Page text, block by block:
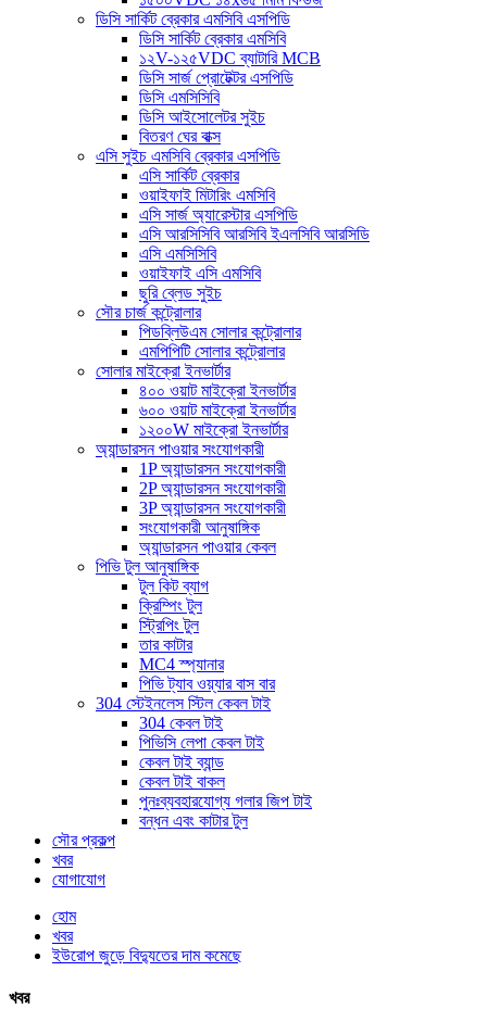
ডিসি সার্কিট ব্রেকার এমসিবি এসপিডি
ডিসি সার্কিট ব্রেকার এমসিবি
১২V-১২৫VDC ব্যাটারি MCB
ডিসি সার্জ প্রোটেক্টর এসপিডি
ডিসি এমসিসিবি
ডিসি আইসোলেটর সুইচ
বিতরণ ঘের বাক্স
এসি সুইচ এমসিবি ব্রেকার এসপিডি
এসি সার্কিট ব্রেকার
ওয়াইফাই মিটারিং এমসিবি
এসি সার্জ অ্যারেস্টার এসপিডি
এসি আরসিসিবি আরসিবি ইএলসিবি আরসিডি
এসি এমসিসিবি
ওয়াইফাই এসি এমসিবি
ছুরি ব্লেড সুইচ
সৌর চার্জ কন্ট্রোলার
পিডব্লিউএম সোলার কন্ট্রোলার
এমপিপিটি সোলার কন্ট্রোলার
সোলার মাইক্রো ইনভার্টার
৪০০ ওয়াট মাইক্রো ইনভার্টার
৬০০ ওয়াট মাইক্রো ইনভার্টার
১২০০W মাইক্রো ইনভার্টার
অ্যান্ডারসন পাওয়ার সংযোগকারী
1P অ্যান্ডারসন সংযোগকারী
2P অ্যান্ডারসন সংযোগকারী
3P অ্যান্ডারসন সংযোগকারী
সংযোগকারী আনুষাঙ্গিক
অ্যান্ডারসন পাওয়ার কেবল
পিভি টুল আনুষাঙ্গিক
টুল কিট ব্যাগ
ক্রিম্পিং টুল
স্ট্রিপিং টুল
তার কাটার
MC4 স্প্যানার
পিভি ট্যাব ওয়্যার বাস বার
304 স্টেইনলেস স্টিল কেবল টাই
304 কেবল টাই
পিভিসি লেপা কেবল টাই
কেবল টাই ব্যান্ড
কেবল টাই বাকল
পুনঃব্যবহারযোগ্য গলার জিপ টাই
বন্ধন এবং কাটার টুল
সৌর প্রকল্প
খবর
যোগাযোগ
হোম
খবর
ইউরোপ জুড়ে বিদ্যুতের দাম কমেছে
খবর